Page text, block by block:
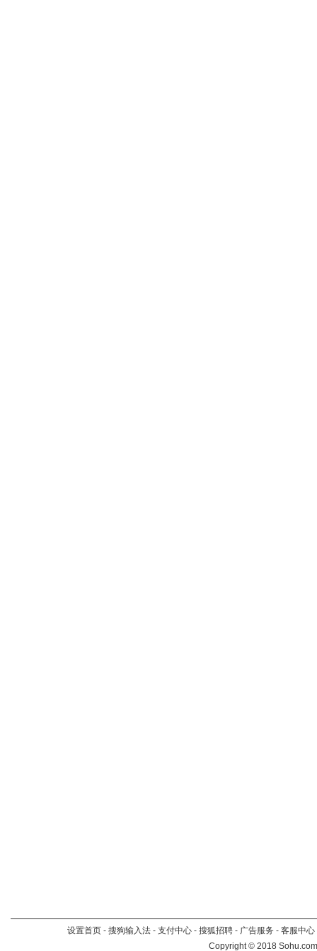
设置首页 - 搜狗输入法 - 支付中心 - 搜狐招聘 - 广告服务 - 客服中心
Copyright©2018